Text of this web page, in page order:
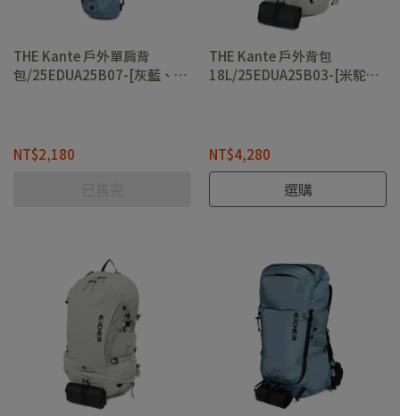
THE Kante 戶外單肩背
包/25EDUA25B07-[灰藍、卡
NT$2,180
THE Kante 戶外背包
18L/25EDUA25B03-[米駝、
NT$4,280
選購